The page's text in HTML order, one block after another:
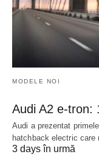
MODELE NOI
Audi A2 e-tron:
Audi a prezentat
hatchback electric
3 days în urmă